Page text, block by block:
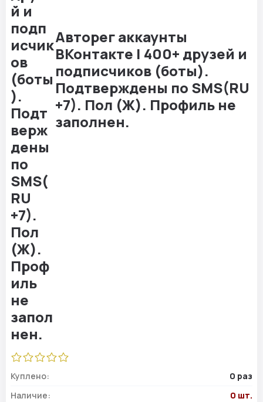
Авторег аккаунты
ВКонтакте | 400+ друзей и
подписчиков (боты).
Подтверждены по SMS(RU
+7). Пол (Ж). Профиль не
заполнен.
Куплено:
0 раз
Наличие:
0 шт.